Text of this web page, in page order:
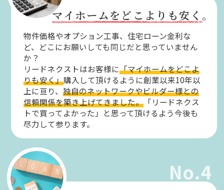
マイホームをどこよりも安く。
物件価格やオプション工事、住宅ローン金利な
ど、どこにお願いしても同じだと思っていません
か？
リードネクストはお客様に「マイホームをどこよ
りも安く」購入して頂けるように創業以来10年以
上に亘り、独自のネットワークやビルダー様との
信頼関係を築き上げてきました。 「リードネクス
トで買ってよかった」と思って頂けるよう今後も
尽力して参ります。
No.4